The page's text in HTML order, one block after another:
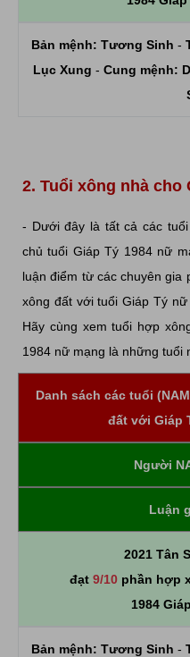
Bản mệnh: Tương Sinh -
Lục Xung - Cung mệnh:
2. Tuổi xông nhà cho
- Dưới đây là tất cả các
chủ tuổi Giáp Tý 1984 nữ
luận điểm từ các chuyên gia
xông đất với tuổi Giáp Tý
Hãy cùng xem tuổi hợp
1984 nữ mạng là những tuổi
Danh sách các tuổi
đất với Giáp
Người
Luận
2021 Tân
đạt 9/10phần hợp
1984
Bản mệnh: Tương Sinh -